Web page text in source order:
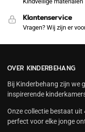
Klantenservice
Vragen? Wij zijn er
OVER KINDERBEHANG
Bij Kinderbehang zijn we
inspirerende
Onze collectie bestaat uit
perfect voor elke jonge